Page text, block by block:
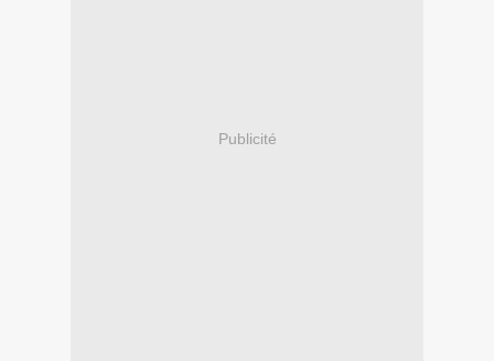
Publicité